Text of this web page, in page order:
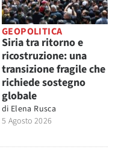
GEOPOLITICA
Siria tra ritorno e
ricostruzione: una
transizione fragile che
richiede sostegno
globale
di Elena Rusca
5 Agosto 2026